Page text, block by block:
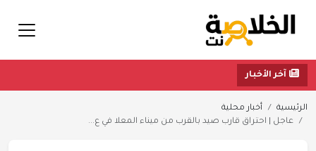
آخر الأخبار
الرئيسية
أخبار محلية
عاجل | احتراق قارب صيد بالقرب من ميناء المعلا في ع...